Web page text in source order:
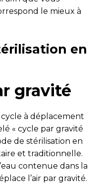
le mieux à
en
gravité
à déplacement
« cycle par gravité
de stérilisation en
et traditionnelle.
contenue dans la
l’air par gravité.